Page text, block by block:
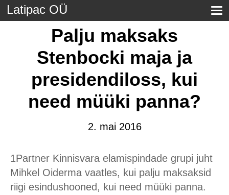
Latipac OÜ
Palju maksaks
Stenbocki maja ja
presidendiloss, kui
need müüki panna?
2. mai 2016
1Partner Kinnisvara elamispindade grupi juht
Mihkel Oiderma vaatles, kui palju maksaksid
riigi esindushooned, kui need müüki panna.